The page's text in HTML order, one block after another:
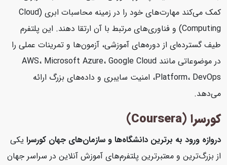
کمک می‌کند مهارت‌های خود را در زمینه محاسبات ابری (Cloud
Computing) و فناوری‌های مرتبط با آن ارتقا دهند. این پلتفرم
طیف گسترده‌ای از دوره‌های آموزشی، آزمون‌ها و تمرینات عملی را
در موضوعاتی مانند AWS، Microsoft Azure، Google Cloud
Platform، DevOps، امنیت سایبری و داده‌های بزرگ ارائه
می‌دهد.
کورسرا (Coursera)
دروازه ورود به برترین دانشگاه‌ها و سازمان‌های جهان کورسرایکی
از بزرگ‌ترین و معتبرترین پلتفرم‌های آموزش آنلاین در سراسر جهان